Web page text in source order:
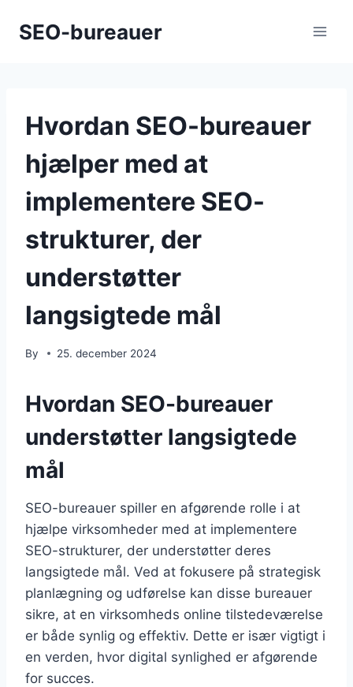
SEO-bureauer
Hvordan SEO-bureauer
hjælper med at
implementere SEO-
strukturer, der
understøtter
langsigtede mål
By 25. december 2024
Hvordan SEO-bureauer
understøtter langsigtede
mål
SEO-bureauer spiller en afgørende rolle i at
hjælpe virksomheder med at implementere
SEO-strukturer, der understøtter deres
langsigtede mål. Ved at fokusere på strategisk
planlægning og udførelse kan disse bureauer
sikre, at en virksomheds online tilstedeværelse
er både synlig og effektiv. Dette er især vigtigt i
en verden, hvor digital synlighed er afgørende
for succes.